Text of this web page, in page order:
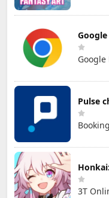
Google
Pulse